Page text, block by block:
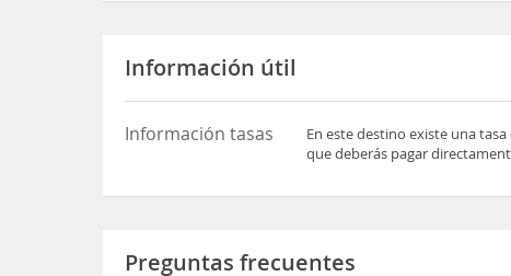
Información útil
Información tasas
En este destino existe una
que deberás pagar
Preguntas frecuentes